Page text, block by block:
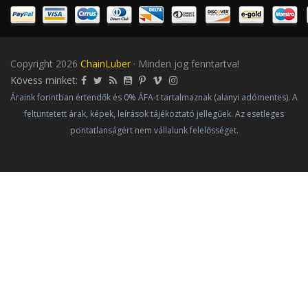
Copyright 2026 ChainLuber · Minden jog fenntartva!
Kövess minket:
Áraink forintban értendők és 0% ÁFA-t tartalmaznak (alanyi adómentes). A
feltüntetett árak, képek, leírások tájékoztató jellegűek. Az esetleges
pontatlanságért nem vállalunk felelősséget.